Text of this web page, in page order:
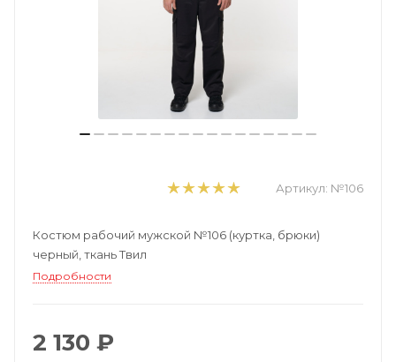
Артикул: №106
Костюм рабочий мужской №106 (куртка, брюки)
черный, ткань Твил
Подробности
2 130 ₽